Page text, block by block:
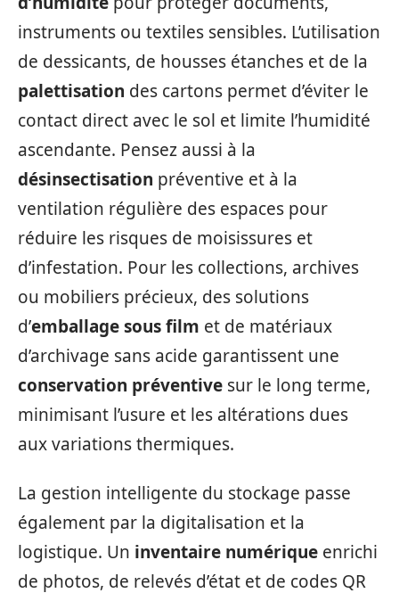
instruments ou textiles sensibles. L’utilisation
de dessicants, de housses étanches et de la
palettisation des cartons permet d’éviter le
contact direct avec le sol et limite l’humidité
ascendante. Pensez aussi à la
désinsectisation préventive et à la
ventilation régulière des espaces pour
réduire les risques de moisissures et
d’infestation. Pour les collections, archives
ou mobiliers précieux, des solutions
d’emballage sous film et de matériaux
d’archivage sans acide garantissent une
conservation préventive sur le long terme,
minimisant l’usure et les altérations dues
aux variations thermiques.
La gestion intelligente du stockage passe
également par la digitalisation et la
logistique. Un inventaire numérique enrichi
de photos, de relevés d’état et de codes QR